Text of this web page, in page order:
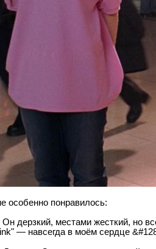
особенно понравилось:
дерзкий, местами жесткий, но
— навсегда в моём сердце